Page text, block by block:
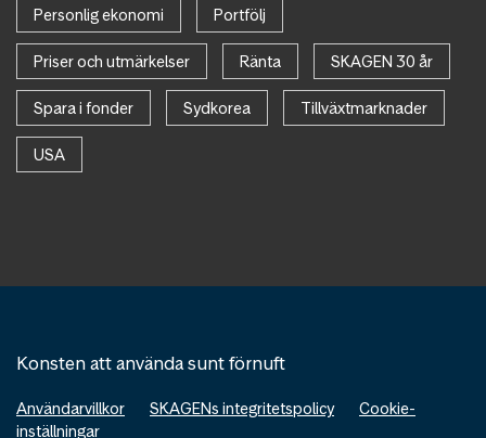
Personlig ekonomi Portfölj
Priser och utmärkelser Ränta SKAGEN 30 år
Spara i fonder Sydkorea Tillväxtmarknader
USA
Konsten att använda sunt förnuft
Användarvillkor SKAGENs integritetspolicy
Cookie-
inställningar